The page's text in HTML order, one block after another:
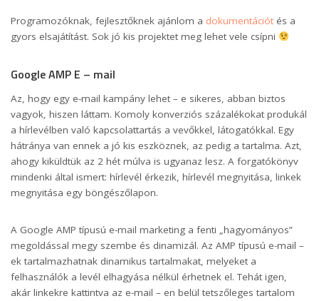
Programozóknak, fejlesztőknek ajánlom a dokumentációt és a
gyors elsajátítást. Sok jó kis projektet meg lehet vele csípni
Google AMP E – mail
Az, hogy egy e-mail kampány lehet – e sikeres, abban biztos
vagyok, hiszen láttam. Komoly konverziós százalékokat produkál
a hírlevélben való kapcsolattartás a vevőkkel, látogatókkal. Egy
hátránya van ennek a jó kis eszköznek, az pedig a tartalma. Azt,
ahogy kiküldtük az 2 hét múlva is ugyanaz lesz. A forgatókönyv
mindenki által ismert: hírlevél érkezik, hírlevél megnyitása, linkek
megnyitása egy böngészőlapon.
A Google AMP típusú e-mail marketing a fenti „hagyományos”
megoldással megy szembe és dinamizál. Az AMP típusú e-mail –
ek tartalmazhatnak dinamikus tartalmakat, melyeket a
felhasználók a levél elhagyása nélkül érhetnek el. Tehát igen,
akár linkekre kattintva az e-mail – en belül tetszőleges tartalom